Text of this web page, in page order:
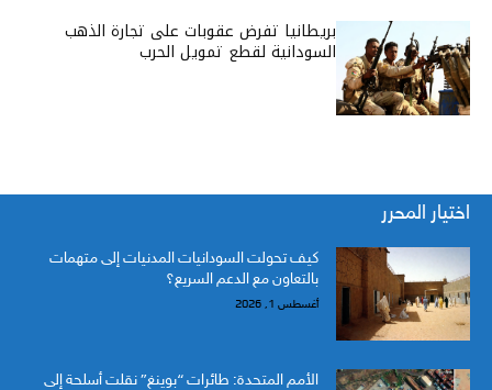
بريطانيا تفرض عقوبات على تجارة الذهب
السودانية لقطع تمويل الحرب
اختيار المحرر
كيف تحولت السودانيات المدنيات إلى متهمات
بالتعاون مع الدعم السريع؟
أغسطس 1, 2026
الأمم المتحدة: طائرات “بوينغ” نقلت أسلحة إلى